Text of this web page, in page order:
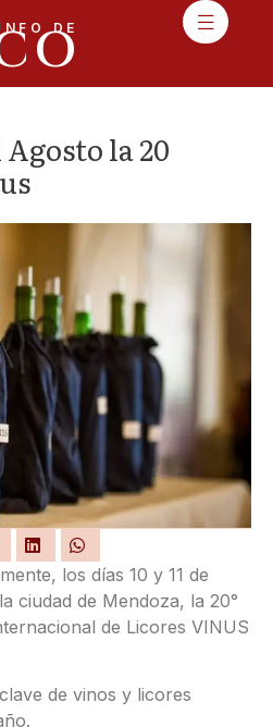
DE
la 20
los días 10 y 11 de
ciudad de Mendoza, la 20°
de Licores VINUS
de vinos y licores